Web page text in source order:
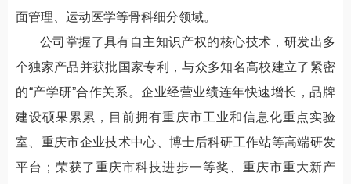
面管理、运动医学等骨科细分领域。
公司掌握了具有自主知识产权的核心技术，研发出多
个独家产品并获批国家专利，与众多知名高校建立了紧密
的“产学研”合作关系。企业经营业绩连年快速增长，品牌
建设硕果累累，目前拥有重庆市工业和信息化重点实验
室、重庆市企业技术中心、博士后科研工作站等高端研发
平台；荣获了重庆市科技进步一等奖、重庆市重大新产